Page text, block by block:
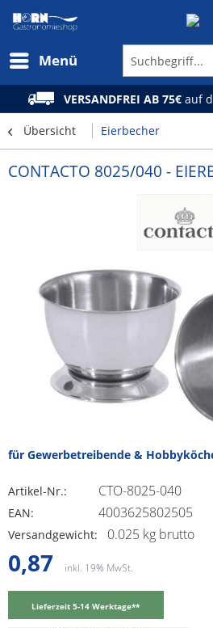
Menü
VERSANDFREI AB 75€ auf
Übersicht Eierbecher
CONTACTO 8025/040 -
für Gewerbetreibende &
Artikel-Nr.: CTO-8025-040
EAN: 4003625802505
Versandgewicht: 0.025 kg brutto
0,87 inkl. 19% MwSt.
Lieferzeit 5-14 Werktage**